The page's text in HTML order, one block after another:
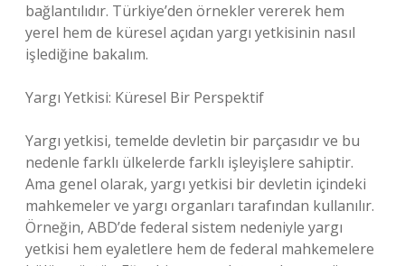
bağlantılıdır. Türkiye’den örnekler vererek hem
yerel hem de küresel açıdan yargı yetkisinin nasıl
işlediğine bakalım.
Yargı Yetkisi: Küresel Bir Perspektif
Yargı yetkisi, temelde devletin bir parçasıdır ve bu
nedenle farklı ülkelerde farklı işleyişlere sahiptir.
Ama genel olarak, yargı yetkisi bir devletin içindeki
mahkemeler ve yargı organları tarafından kullanılır.
Örneğin, ABD’de federal sistem nedeniyle yargı
yetkisi hem eyaletlere hem de federal mahkemelere